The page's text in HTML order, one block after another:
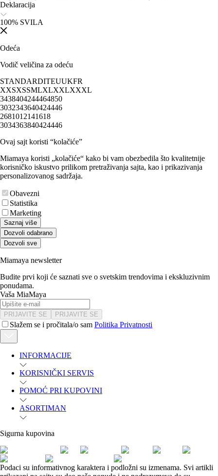
Deklaracija
100% SVILA
Odeća
Vodič veličina za odeću
STANDARDITEUUKFR
XXSXSSMLXLXXLXXXL
3438404244464850
3032343640424446
2681012141618
3034363840424446
Ovaj sajt koristi “kolačiće”
Miamaya koristi „kolačiće“ kako bi vam obezbedila što kvalitetnije
korisničko iskustvo prilikom pretraživanja sajta, kao i prikazivanja
personalizovanog sadržaja.
Obavezni
Statistika
Marketing
Saznaj više
Dozvoli odabrano
Dozvoli sve
Miamaya newsletter
Budite prvi koji će saznati sve o svetskim trendovima i ekskluzivnim
ponudama.
Vaša MiaMaya
PRIJAVITE SE PRIJAVITE SE
Slažem se i pročitala/o sam Politika Privatnosti
INFORMACIJE
KORISNIČKI SERVIS
POMOĆ PRI KUPOVINI
ASORTIMAN
Sigurna kupovina
Podaci su informativnog karaktera i podložni su izmenama. Svi artikli